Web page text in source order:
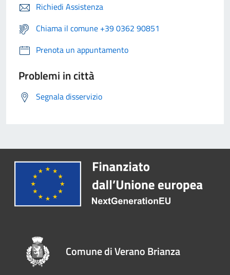
Richiedi Assistenza
Chiama il comune +39 0362 90851
Prenota un appuntamento
Problemi in città
Segnala disservizio
Comune di Verano Brianza